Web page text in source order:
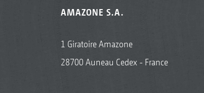
AMAZONE S.A.
1 Giratoire Amazone
28700 Auneau Cedex - France